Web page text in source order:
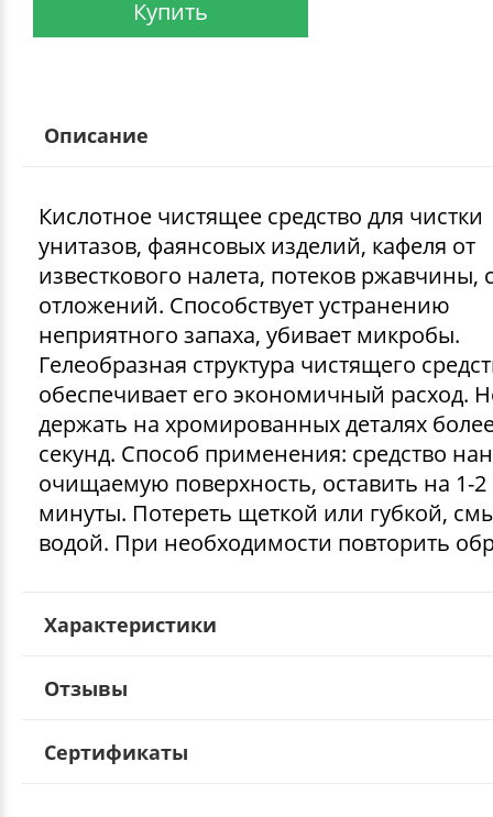
Купить
Описание
Кислотное чистящее средство для чистки
унитазов, фаянсовых изделий, кафеля от
известкового налета, потеков ржавчины,
отложений. Способствует устранению
неприятного запаха, убивает микробы.
Гелеобразная структура чистящего
обеспечивает его экономичный расход.
держать на хромированных деталях
секунд. Способ применения: средство
очищаемую поверхность, оставить на 1-2
минуты. Потереть щеткой или губкой,
водой. При необходимости повторить
Характеристики
Отзывы
Сертификаты